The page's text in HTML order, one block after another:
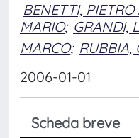
BENETTI,
MARIO; GRANDI,
MARCO; RUBBIA,
2006-01-01
Scheda breve